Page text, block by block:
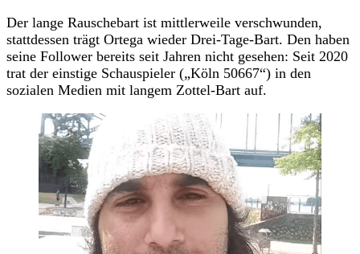
Der lange Rauschebart ist mittlerweile verschwunden,
stattdessen trägt Ortega wieder Drei-Tage-Bart. Den haben
seine Follower bereits seit Jahren nicht gesehen: Seit 2020
trat der einstige Schauspieler („Köln 50667“) in den
sozialen Medien mit langem Zottel-Bart auf.